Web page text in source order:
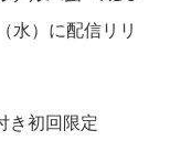
水）に配信リリ
き初回限定